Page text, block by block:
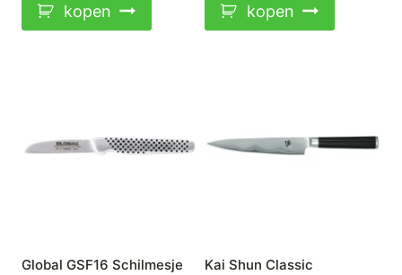
kopen kopen
Global GSF16 Schilmesje
Kai Shun Classic